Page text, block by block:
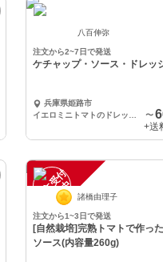
八百伸弥
注文から2~7日で発送
ケチャップ・ソース・ドレッ
兵庫県姫路市
〜
+送
注
文
受
付
停
止
中 諸橋由理子
注文から1~3日で発送
[自然栽培]完熟トマトで作っ
ソース(内容量260g)